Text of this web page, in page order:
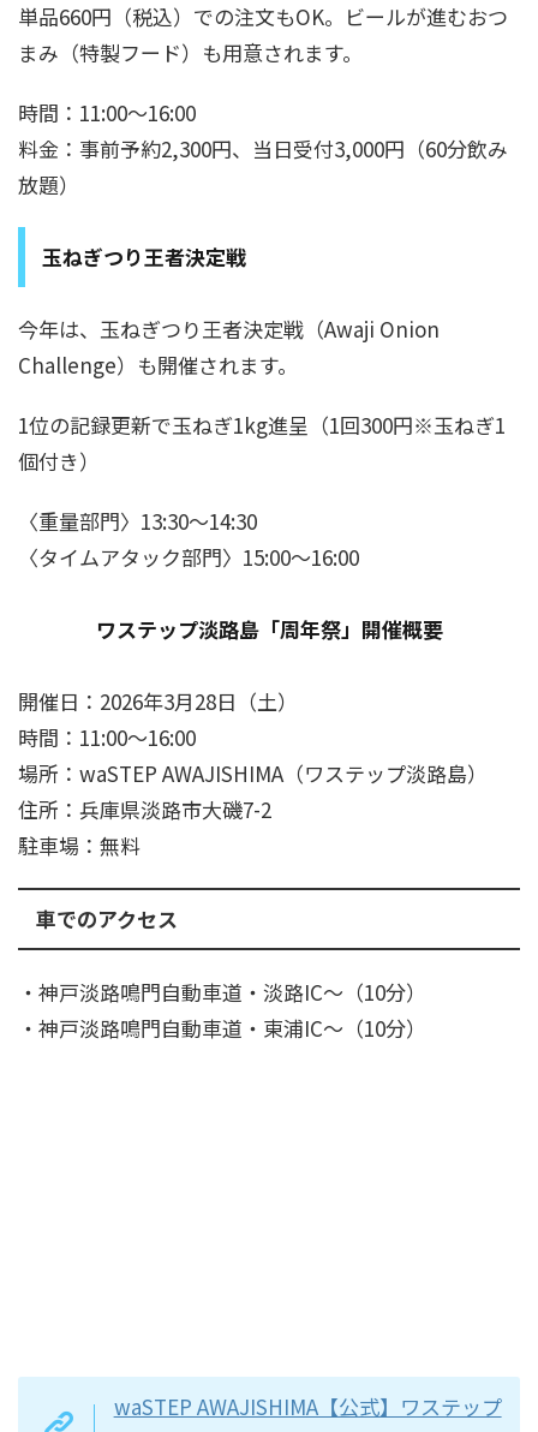
単品660円（税込）での注文もOK。ビールが進むおつ
まみ（特製フード）も用意されます。
時間：11:00～16:00
料金：事前予約2,300円、当日受付3,000円（60分飲み
放題）
玉ねぎつり王者決定戦
今年は、玉ねぎつり王者決定戦（Awaji Onion
Challenge）も開催されます。
1位の記録更新で玉ねぎ1kg進呈（1回300円※玉ねぎ1
個付き）
〈重量部門〉13:30～14:30
〈タイムアタック部門〉15:00～16:00
ワステップ淡路島「周年祭」開催概要
開催日：2026年3月28日（土）
時間：11:00～16:00
場所：waSTEP AWAJISHIMA（ワステップ淡路島）
住所：兵庫県淡路市大磯7-2
駐車場：無料
車でのアクセス
・神戸淡路鳴門自動車道・淡路IC～（10分）
・神戸淡路鳴門自動車道・東浦IC～（10分）
waSTEP AWAJISHIMA【公式】ワステップ